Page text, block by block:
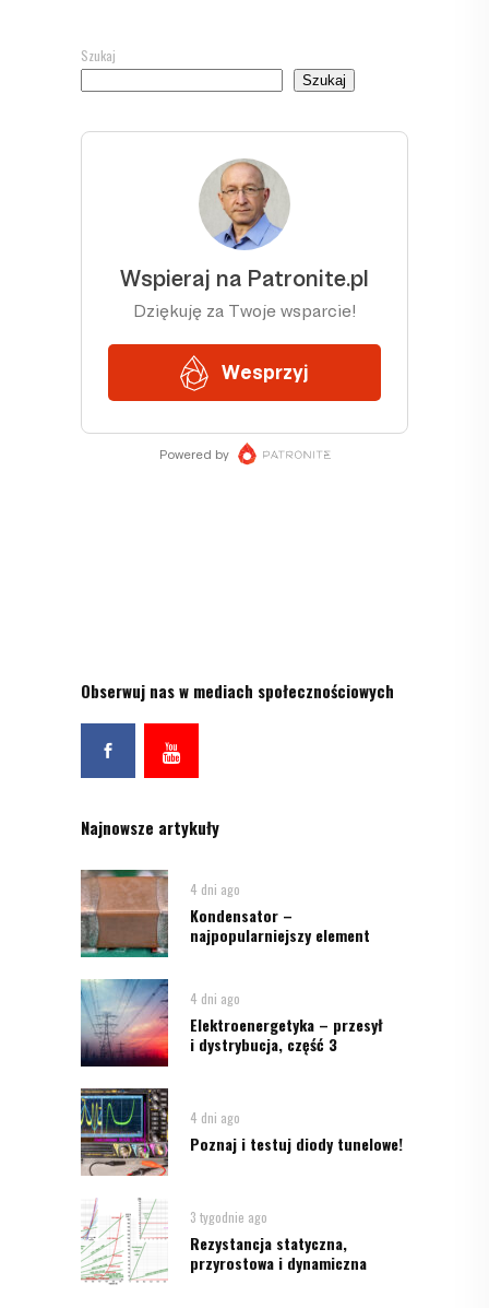
Szukaj
Szukaj
Obserwuj nas w mediach społecznościowych
Najnowsze artykuły
4 dni ago
Kondensator –
najpopularniejszy element
4 dni ago
Elektroenergetyka – przesył
i dystrybucja, część 3
4 dni ago
Poznaj i testuj diody tunelowe!
3 tygodnie ago
Rezystancja statyczna,
przyrostowa i dynamiczna